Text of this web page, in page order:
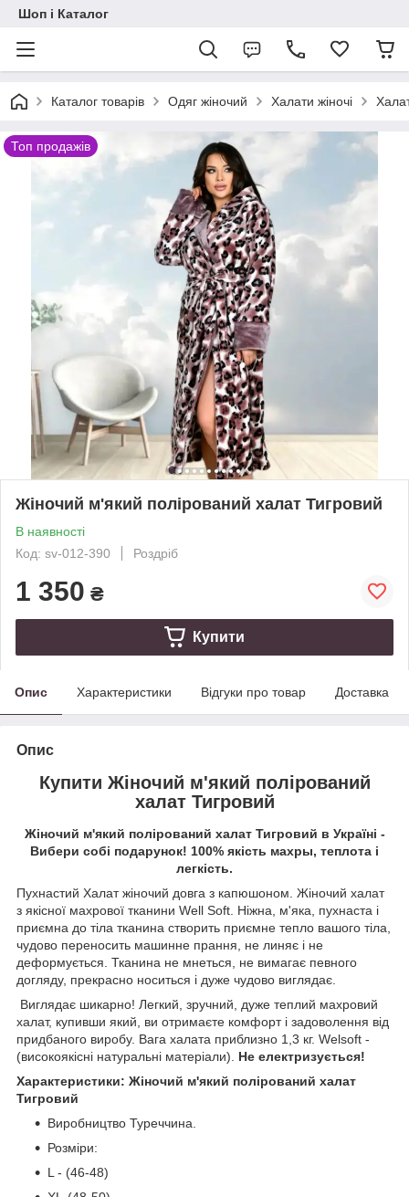
Шоп і Каталог
Каталог товарів Одяг жіночий Халати жіночі
Топ продажів
Жіночий м'який полірований халат Тигровий
В наявності
Код: sv-012-390
Роздріб
1 350 ₴
Купити
Опис Характеристики Відгуки про товар Доставка
Опис
Купити Жіночий м'який полірований
халат Тигровий
Жіночий м'який полірований халат Тигровий в Україні -
Вибери собі подарунок! 100% якість махры, теплота і
легкість.
Пухнастий Халат жіночий довга з капюшоном. Жіночий халат
з якісної махрової тканини Well Soft. Ніжна, м'яка, пухнаста і
приємна до тіла тканина створить приємне тепло вашого тіла,
чудово переносить машинне прання, не линяє і не
деформується. Тканина не мнеться, не вимагає певного
догляду, прекрасно носиться і дуже чудово виглядає.
Виглядає шикарно! Легкий, зручний, дуже теплий махровий
халат, купивши який, ви отримаєте комфорт і задоволення від
придбаного виробу. Вага халата приблизно 1,3 кг. Welsoft -
(високоякісні натуральні матеріали). Не електризується!
Характеристики: Жіночий м'який полірований халат
Тигровий
Виробництво Туреччина.
Розміри:
L - (46-48)